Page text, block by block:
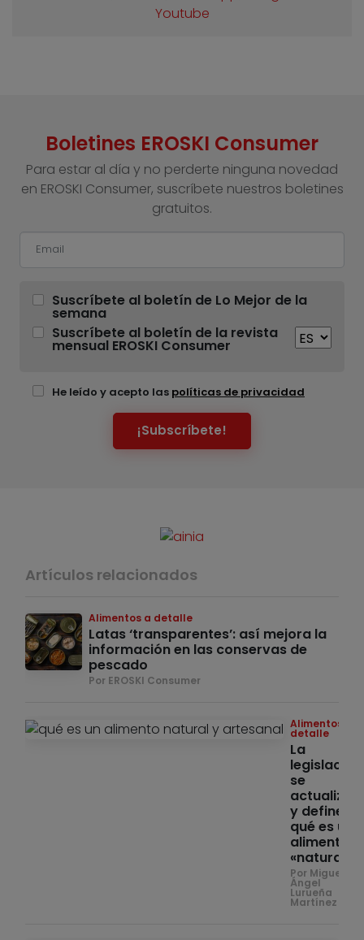
Youtube
Boletines EROSKI Consumer
Para estar al día y no perderte ninguna novedad
en EROSKI Consumer, suscríbete nuestros boletines
gratuitos.
Suscríbete al boletín de Lo Mejor de la
semana
Suscríbete al boletín de la revista
mensual EROSKI Consumer
He leído y acepto las políticas de privacidad
¡Subscríbete!
Artículos relacionados
Alimentos a detalle
Latas ‘transparentes’: así mejora la
información en las conservas de
pescado
Por EROSKI Consumer
Alimentos a
detalle
La
legislación
se
actualiza
y define
qué es un
alimento
«natural»
Por Miguel
Ángel
Lurueña
Martínez